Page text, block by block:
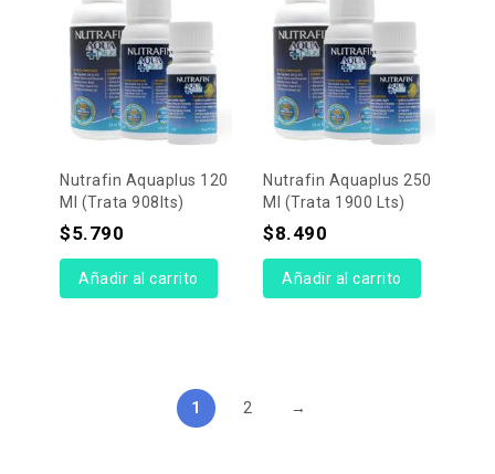
Nutrafin Aquaplus 120
Ml (trata 908lts)
$5.790
Añadir al carrito
Nutrafin Aquaplus 250
Ml (trata 1900 Lts)
$8.490
Añadir al carrito
1 2 →